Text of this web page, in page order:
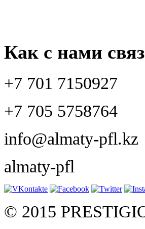
Как с нами
+7 701 7150927
+7 705 5758764
info@almaty-pfl.kz
almaty-pfl
© 2015